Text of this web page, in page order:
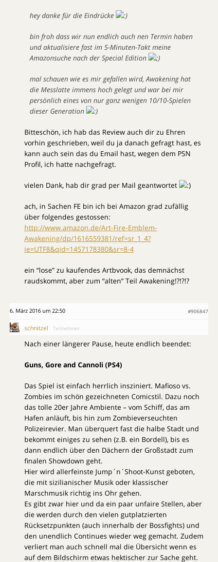
hey danke für die Eindrücke
bin froh dass wir nun endlich auch nen Termin haben
und aktualisiere fast im 5-Minuten-Takt meine
Amazonsuche nach der Special Edition
mal schauen wie es mir gefallen wird, Awakening hat
die Messlatte immens hoch gelegt und war bei mir
persönlich eines von nur ganz wenigen 10/10-Spielen
dieser Generation
Bitteschön, ich hab das Review auch dir zu Ehren
vorhin geschrieben, weil du ja danach gefragt hast, es
kann auch sein das du Email hast, wegen dem PSN
Profil, ich hatte nachgefragt.
vielen Dank, hab dir grad per Mail geantwortet
ach, in Sachen FE bin ich bei Amazon grad zufällig
über folgendes gestossen:
http://www.amazon.de/Art-Fire-Emblem-
Awakening/dp/1616559381/ref=sr_1_4?
ie=UTF8&qid=1457178380&sr=8-4
ein “lose” zu kaufendes Artbvook, das demnächst
raudskommt, aber zum “alten” Teil Awakening!?!?!?
6. März 2016 um 22:50 #906847
schnitzel Teilnehmer
Nach einer längerer Pause, heute endlich beendet:
Guns, Gore and Cannoli (PS4)
Das Spiel ist einfach herrlich insziniert. Mafioso vs.
Zombies im schön gezeichneten Comicstil. Dazu noch
das tolle 20er Jahre Ambiente – vom Schiff, das am
Hafen anläuft, bis hin zum Zombieverseuchten
Polizeirevier. Man überquert fast die halbe Stadt und
bekommt einiges zu sehen (z.B. ein Bordell), bis es
dann endlich über den Dächern der Großstadt zum
finalen Showdown geht.
Hier wird allerfeinste Jump´n´Shoot-Kunst geboten,
die mit sizilianischer Musik oder klassischer
Marschmusik richtig ins Ohr gehen.
Es gibt zwar hier und da ein paar unfaire Stellen, aber
die werden durch den vielen gutplatzierten
Rücksetzpunkten (auch innerhalb der Bossfights) und
den unendlich Continues wieder weg gemacht. Zudem
verliert man auch schnell mal die Übersicht wenn es
auf dem Bildschirm etwas hektischer zur Sache geht.